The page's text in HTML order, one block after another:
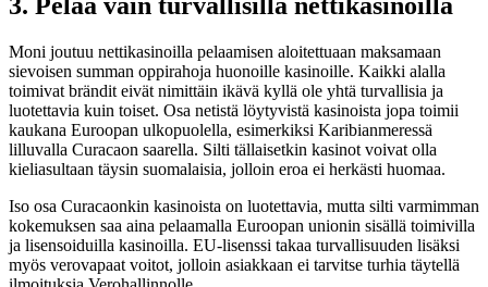
Moni joutuu nettikasinoilla pelaamisen aloitettuaan maksamaan
sievoisen summan oppirahoja huonoille kasinoille. Kaikki alalla
toimivat brändit eivät nimittäin ikävä kyllä ole yhtä turvallisia ja
luotettavia kuin toiset. Osa netistä löytyvistä kasinoista jopa toimii
kaukana Euroopan ulkopuolella, esimerkiksi Karibianmeressä
lilluvalla Curacaon saarella. Silti tällaisetkin kasinot voivat olla
kieliasultaan täysin suomalaisia, jolloin eroa ei herkästi huomaa.
Iso osa Curacaonkin kasinoista on luotettavia, mutta silti varmimman
kokemuksen saa aina pelaamalla Euroopan unionin sisällä toimivilla
ja lisensoiduilla kasinoilla. EU-lisenssi takaa turvallisuuden lisäksi
myös verovapaat voitot, jolloin asiakkaan ei tarvitse turhia täytellä